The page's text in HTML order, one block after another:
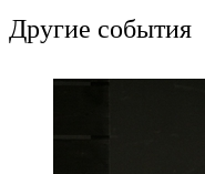
Другие события